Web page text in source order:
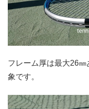
フレーム厚は最大26
象です。